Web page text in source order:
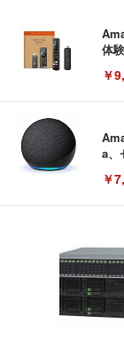
体
￥
a、
￥
い
キ
ン
(黒
￥
イト
￥
回
￥